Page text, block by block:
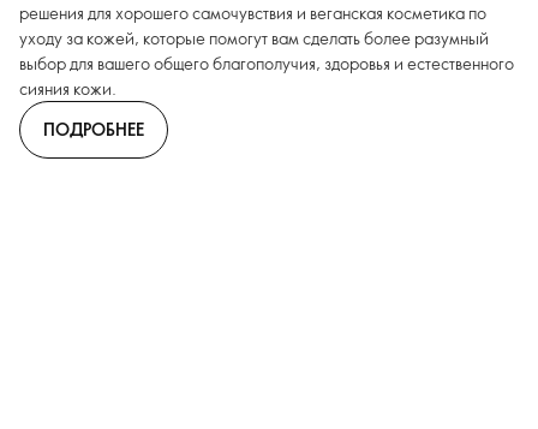
решения для хорошего самочувствия и веганская косметика по
уходу за кожей, которые помогут вам сделать более разумный
выбор для вашего общего благополучия, здоровья и естественного
сияния кожи.
ПОДРОБНЕЕ